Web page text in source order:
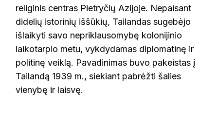
religinis centras Pietryčių Azijoje. Nepaisant
didelių istorinių iššūkių, Tailandas sugebėjo
išlaikyti savo nepriklausomybę kolonijinio
laikotarpio metu, vykdydamas diplomatinę ir
politinę veiklą. Pavadinimas buvo pakeistas į
Tailandą 1939 m., siekiant pabrėžti šalies
vienybę ir laisvę.